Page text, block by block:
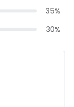
35%
30%